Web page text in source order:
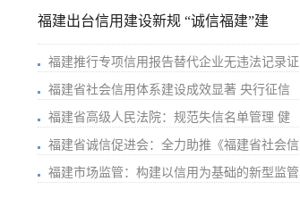
福建出台信用建设新规 “诚信福建”建
福建推行专项信用报告替代企业无违法记录证
福建省社会信用体系建设成效显著 央行征信
福建省高级人民法院：规范失信名单管理 健
福建省诚信促进会：全力助推《福建省社会信
福建市场监管：构建以信用为基础的新型监管